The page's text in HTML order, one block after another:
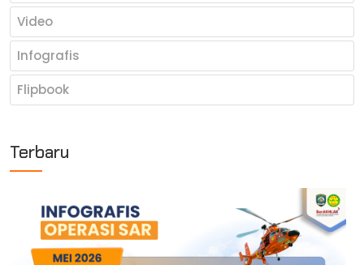
Video
Infografis
Flipbook
Terbaru